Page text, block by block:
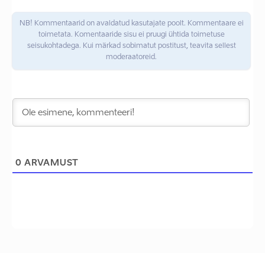
NB! Kommentaarid on avaldatud kasutajate poolt. Kommentaare ei
toimetata. Komentaaride sisu ei pruugi ühtida toimetuse
seisukohtadega. Kui märkad sobimatut postitust, teavita sellest
moderaatoreid.
0 ARVAMUST